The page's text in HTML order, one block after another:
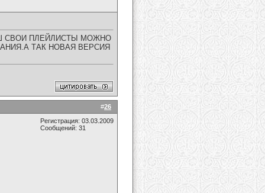
СВОИ ПЛЕЙЛИСТЫ МОЖНО
ТАК НОВАЯ ВЕРСИЯ
#26
Регистрация: 03.03.2009
Сообщений: 31